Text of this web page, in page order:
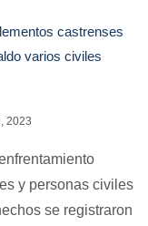
castrenses
varios civiles
2023
y personas civiles
se registraron